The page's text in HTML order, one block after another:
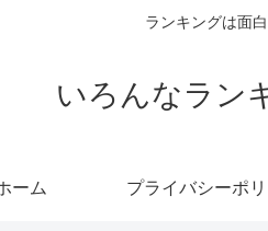
ランキングは面
いろんなラン
ーム プライバシーポ